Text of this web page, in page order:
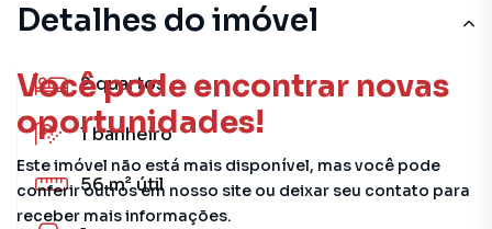
Você pode encontrar novas
oportunidades!
Este imóvel não está mais disponível, mas você pode
conferir outros em nosso site ou deixar seu contato para
receber mais informações.
Detalhes do imóvel
2quartos
1 banheiro
56 m²útil